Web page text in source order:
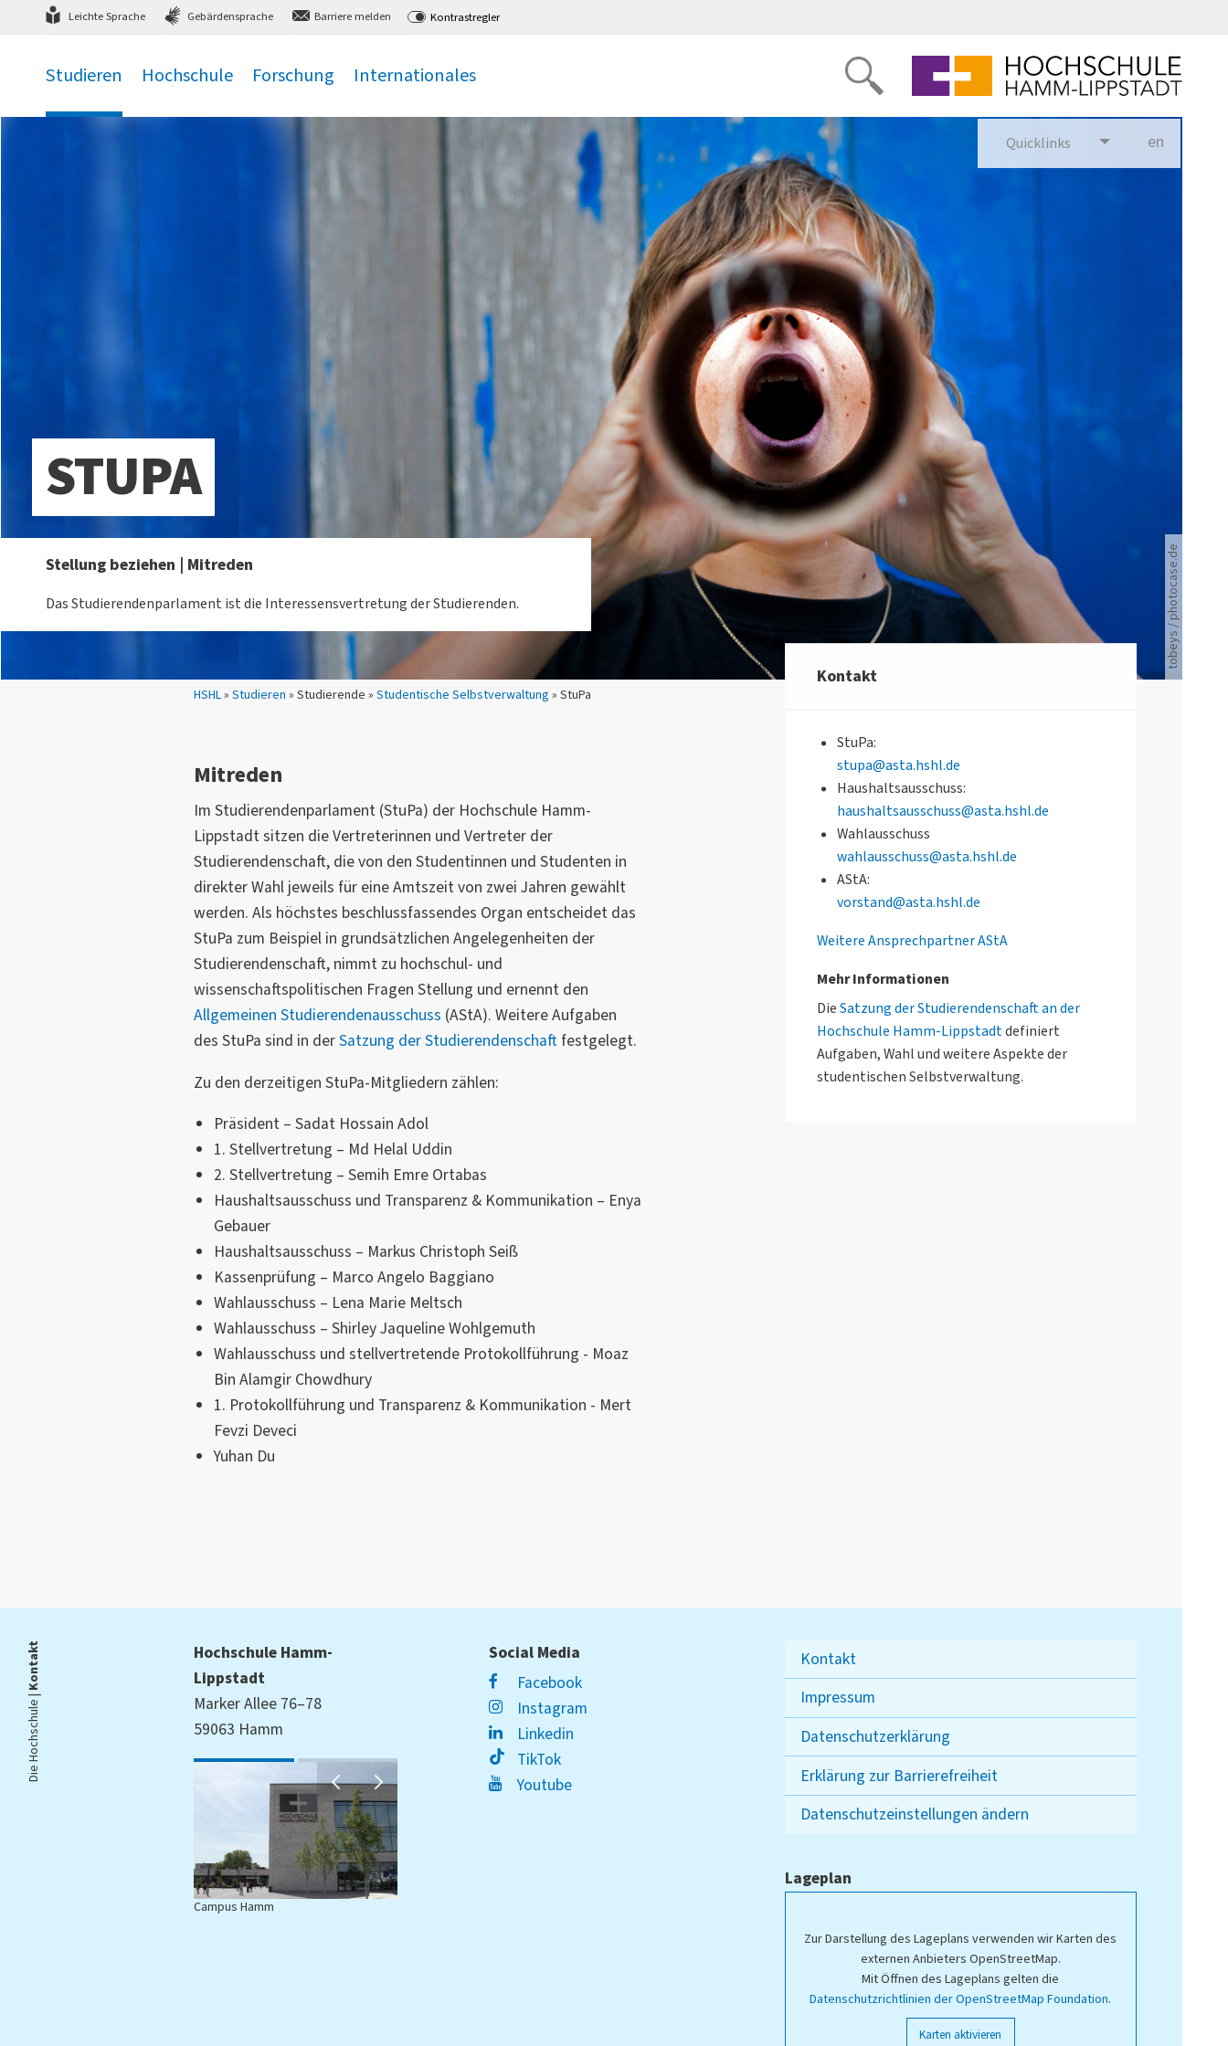
zum Hauptmenü zum Inhalt,
Leichte Sprache Gebärdensprache Barriere melden Kontrastregler
Studieren Hochschule Forschung Internationales
Quicklinks en
Sie sind hier:
HSHL» Studieren » Studierende » Studentische Selbstverwaltung » StuPa
Junger Mann ruft in ein Rohr hinein.
tobeys / photocase.de
STUPA
Stellung beziehen | Mitreden
Das Studierendenparlament ist die Interessensvertretung der Studierenden.
Mitreden
Im Studierendenparlament (StuPa) der Hochschule Hamm-
Lippstadt sitzen die Vertreterinnen und Vertreter der
Studierendenschaft, die von den Studentinnen und Studenten in
direkter Wahl jeweils für eine Amtszeit von zwei Jahren gewählt
werden. Als höchstes beschlussfassendes Organ entscheidet das
StuPa zum Beispiel in grundsätzlichen Angelegenheiten der
Studierendenschaft, nimmt zu hochschul- und
wissenschaftspolitischen Fragen Stellung und ernennt den
Allgemeinen Studierendenausschuss (AStA). Weitere Aufgaben
des StuPa sind in derSatzung der Studierendenschaftfestgelegt.
Zu den derzeitigen StuPa-Mitgliedern zählen:
Präsident – Sadat Hossain Adol
1. Stellvertretung – Md Helal Uddin
2. Stellvertretung – Semih Emre Ortabas
Haushaltsausschuss und Transparenz & Kommunikation – Enya
Gebauer
Haushaltsausschuss – Markus Christoph Seiß
Kassenprüfung – Marco Angelo Baggiano
Wahlausschuss – Lena Marie Meltsch
Wahlausschuss – Shirley Jaqueline Wohlgemuth
Wahlausschuss und stellvertretende Protokollführung - Moaz
Bin Alamgir Chowdhury
1. Protokollführung und Transparenz & Kommunikation - Mert
Fevzi Deveci
Yuhan Du
Kontakt
StuPa:
stupa@asta.hshl.de
Haushaltsausschuss:
haushaltsausschuss@asta.hshl.de
Wahlausschuss
wahlausschuss@asta.hshl.de
AStA:
vorstand@asta.hshl.de
Weitere Ansprechpartner AStA
Mehr Informationen
DieSatzung der Studierendenschaft an der
Hochschule Hamm-Lippstadtdefiniert
Aufgaben, Wahl und weitere Aspekte der
studentischen Selbstverwaltung.
Die Hochschule |
Kontakt
Hochschule Hamm-
Lippstadt
Marker Allee 76–78
59063 Hamm
Campus Hamm
Social Media
Facebook
Instagram
Linkedin
TikTok
Youtube
Kontakt
Impressum
Datenschutzerklärung
Erklärung zur Barrierefreiheit
Datenschutzeinstellungen ändern
Lageplan
Zur Darstellung des Lageplans verwenden wir Karten des
externen Anbieters OpenStreetMap.
Mit Öffnen des Lageplans gelten die
Datenschutzrichtlinien der OpenStreetMap Foundation.
Karten aktivieren